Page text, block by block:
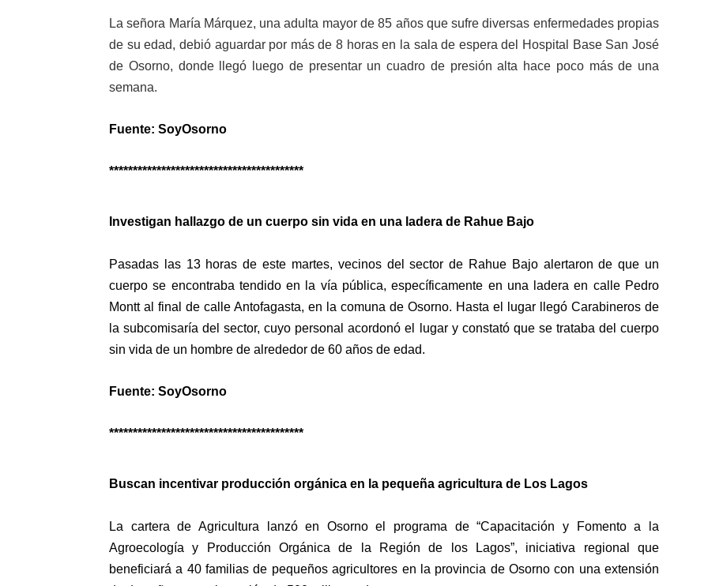
La señora María Márquez, una adulta mayor de 85 años que sufre diversas enfermedades propias
de su edad, debió aguardar por más de 8 horas en la sala de espera del Hospital Base San José
de Osorno, donde llegó luego de presentar un cuadro de presión alta hace poco más de una
semana.
Fuente: SoyOsorno
*****************************************
Investigan hallazgo de un cuerpo sin vida en una ladera de Rahue Bajo
Pasadas las 13 horas de este martes, vecinos del sector de Rahue Bajo alertaron de que un
cuerpo se encontraba tendido en la vía pública, específicamente en una ladera en calle Pedro
Montt al final de calle Antofagasta, en la comuna de Osorno. Hasta el lugar llegó Carabineros de
la subcomisaría del sector, cuyo personal acordonó el lugar y constató que se trataba del cuerpo
sin vida de un hombre de alrededor de 60 años de edad.
Fuente: SoyOsorno
*****************************************
Buscan incentivar producción orgánica en la pequeña agricultura de Los Lagos
La cartera de Agricultura lanzó en Osorno el programa de “Capacitación y Fomento a la
Agroecología y Producción Orgánica de la Región de los Lagos”, iniciativa regional que
beneficiará a 40 familias de pequeños agricultores en la provincia de Osorno con una extensión